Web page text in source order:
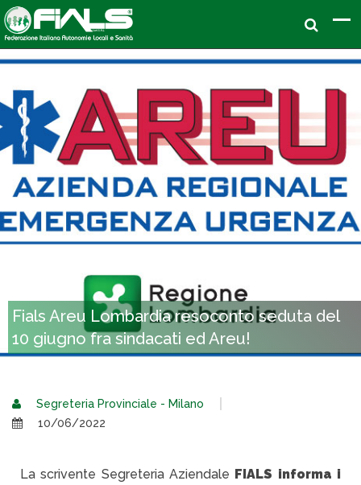
Fials Areu Lombardia resoconto seduta del
10 giugno fra sindacati ed Areu!
Segreteria Provinciale - Milano
10/06/2022
La scrivente Segreteria Aziendale FIALS informa i